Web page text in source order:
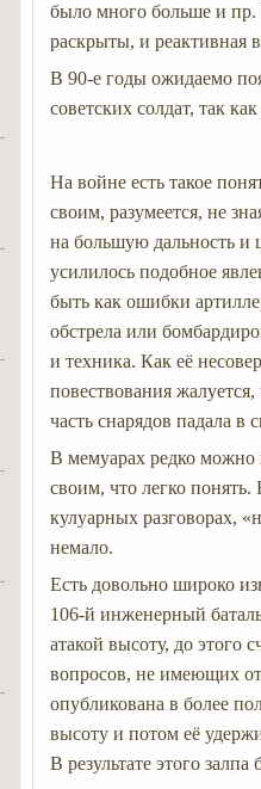
было много больше и пр.
раскрыты, и реактивная
В 90-е годы ожидаемо
советских солдат, так
На войне есть такое
своим, разумеется, не
на большую дальность и
усилилось подобное
быть как ошибки
обстрела или
и техника. Как её
повествования
часть снарядов падала в
В мемуарах редко можно
своим, что легко понять.
кулуарных разговорах,
немало.
Есть довольно широко
106-й инженерный
атакой высоту, до этого
вопросов, не имеющих
опубликована в более
высоту и потом её
В результате этого